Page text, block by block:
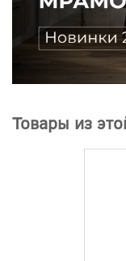
Товары из